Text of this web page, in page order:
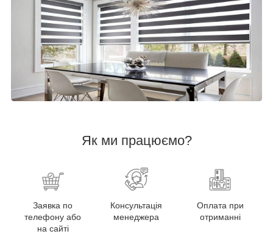
Як ми працюємо?
Заявка по
телефону або
на сайті
Консультація
менеджера
Оплата при
отриманні